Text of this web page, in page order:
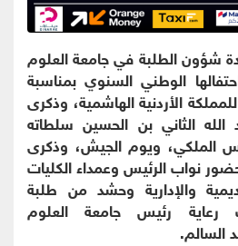
شؤون الطلبة في جامعة العلوم
احتفالها الوطني السنوي بمناسبة
الأردنية الهاشمية، وذكرى
الثاني بن الحسين سلطاته
الملكي، ويوم الجيش، وذكرى
نواب الرئيس وعمداء الكليات
والإدارية وحشد من طلبة
رعاية رئيس جامعة العلوم
السالم.